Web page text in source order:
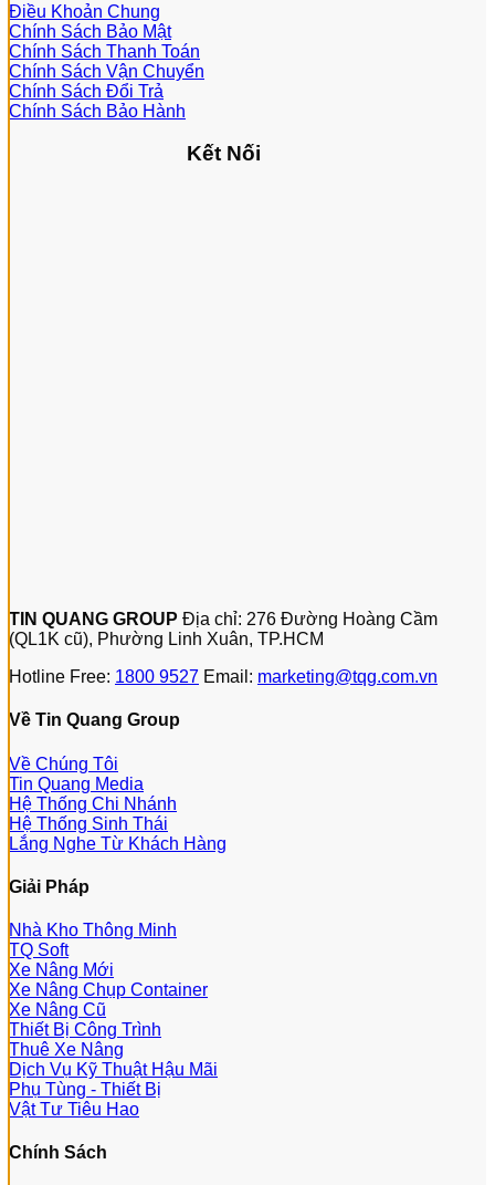
Điều Khoản Chung
Chính Sách Bảo Mật
Chính Sách Thanh Toán
Chính Sách Vận Chuyển
Chính Sách Đổi Trả
Chính Sách Bảo Hành
Kết Nối
TIN QUANG GROUP Địa chỉ: 276 Đường Hoàng Cầm
(QL1K cũ), Phường Linh Xuân, TP.HCM
Hotline Free: 1800 9527 Email: marketing@tqg.com.vn
Về Tin Quang Group
Về Chúng Tôi
Tin Quang Media
Hệ Thống Chi Nhánh
Hệ Thống Sinh Thái
Lắng Nghe Từ Khách Hàng
Giải Pháp
Nhà Kho Thông Minh
TQ Soft
Xe Nâng Mới
Xe Nâng Chụp Container
Xe Nâng Cũ
Thiết Bị Công Trình
Thuê Xe Nâng
Dịch Vụ Kỹ Thuật Hậu Mãi
Phụ Tùng - Thiết Bị
Vật Tư Tiêu Hao
Chính Sách